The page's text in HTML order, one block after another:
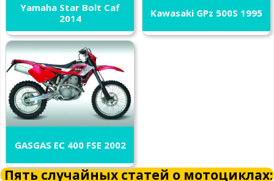
Yamaha Star Bolt Caf
2014
Kawasaki GPz 500S 1995
GASGAS EC 400 FSE 2002
Пять случайных статей о мотоциклах: